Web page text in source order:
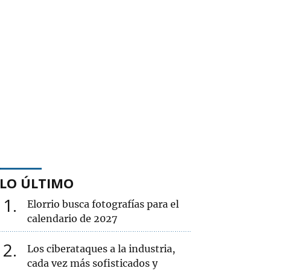
LO ÚLTIMO
1
Elorrio busca fotografías para el
calendario de 2027
2
Los ciberataques a la industria,
cada vez más sofisticados y